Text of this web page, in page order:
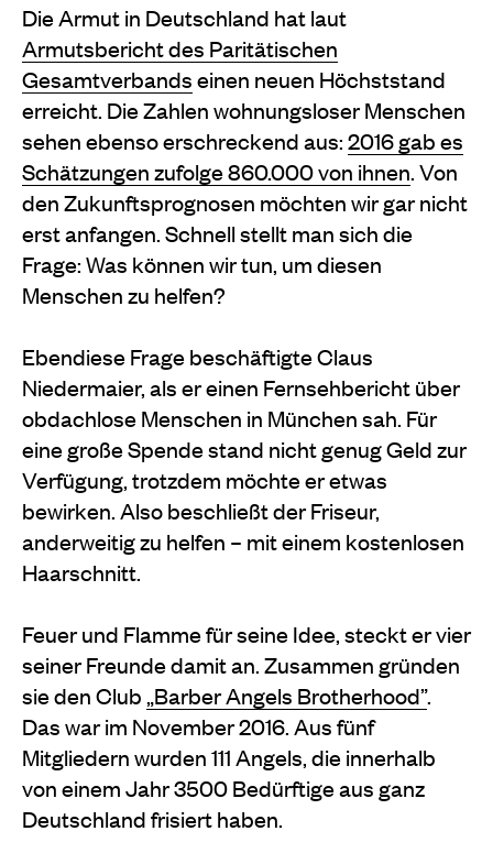
Die Armut in Deutschland hat laut
Armutsbericht des Paritätischen
Gesamtverbandseinen neuen Höchststand
erreicht. Die Zahlen wohnungsloser Menschen
sehen ebenso erschreckend aus:2016 gab es
Schätzungen zufolge 860.000 von ihnen. Von
den Zukunftsprognosen möchten wir gar nicht
erst anfangen. Schnell stellt man sich die
Frage: Was können wir tun, um diesen
Menschen zu helfen?
Ebendiese Frage beschäftigte Claus
Niedermaier, als er einen Fernsehbericht über
obdachlose Menschen in München sah. Für
eine große Spende stand nicht genug Geld zur
Verfügung, trotzdem möchte er etwas
bewirken. Also beschließt der Friseur,
anderweitig zu helfen – mit einem kostenlosen
Haarschnitt.
Feuer und Flamme für seine Idee, steckt er vier
seiner Freunde damit an. Zusammen gründen
sie den Club„Barber Angels Brotherhood”.
Das war im November 2016. Aus fünf
Mitgliedern wurden 111 Angels, die innerhalb
von einem Jahr 3500 Bedürftige aus ganz
Deutschland frisiert haben.